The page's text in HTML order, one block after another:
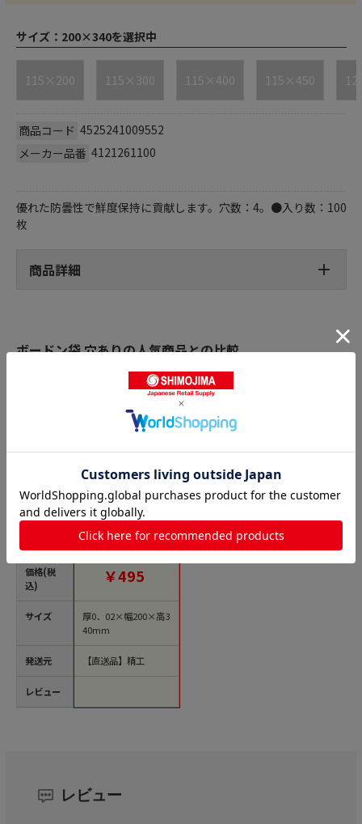
サイズ： 200×340を選択中
115×200 115×300 115×400 115×450
商品コード 4525241009552
メーカー品番 4121261100
優れた防曇性で鮮度保持に貢献します。穴数：4。●入り数：100
枚
商品詳細
ボードン袋 穴ありの人気商品との比較
商品名
価格(税
込)
サイズ
発送元
レビュー
精工 ボードンパッ
×340 4穴 100枚/袋
（ご注文単位50袋）
【直送品】￥495
厚0．02×幅200×高3
40mm
【直送品】精工
レビュー